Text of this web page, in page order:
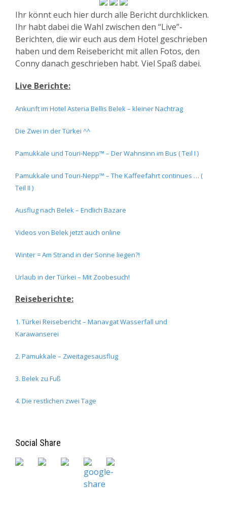
Ihr könnt euch hier durch alle Bericht durchklicken.
Ihr habt dabei die Wahl zwischen den “Live”-
Berichten, die wir euch aus dem Hotel geschrieben
haben und dem Reisebericht mit allen Fotos, den
Conny danach geschrieben habt. Viel Spaß dabei.
Live Berichte:
Ankunft im Hotel Asteria Bellis Belek – kleiner Nachtrag
Die Zwei in der Türkei ^^
Pamukkale und Touri-Nepp™ – Der Wahnsinn im Bus ( Teil I )
Pamukkale und Touri-Nepp™ – The Kaffeefahrt continues … (
Teil II )
Ausflug nach Belek – Endlich Bazare
Videos von Belek jetzt auch online
Winter = Am Strand in der Sonne liegen?!
Urlaub in der Türkei – Mit Zoobesuch!
Reiseberichte:
1. Türkei Reisebericht – Manavgat Wasserfall und
Karawanserei
2. Pamukkale – Zweitagesausflug
3. Belek zu Fuß
4. Die restlichen zwei Tage
Social Share